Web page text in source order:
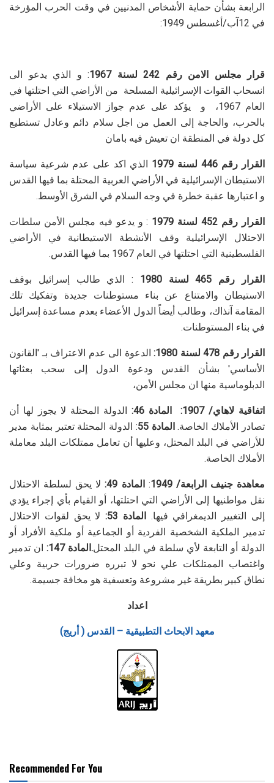
الرابعة بشأن حماية الأشخاص المدنيين في وقت الحرب المؤرخة
في 12آب/أغسطس 1949
:
قرار مجلس الامن رقم 242 لسنة 1967
: و الذي يدعو الى
انسحاب القوات الإسرائيلية المسلحة من الأراضي التي احتلتها في
العام 1967، و يؤكد على عدم جواز الاستيلاء على الأراضي
بالحرب، والحاجة إلى العمل من اجل سلام دائم وعادل تستطيع
كل دولة في المنطقة ان تعيش فيه بامان
القرار رقم 446 لسنة 1979
الذي اكد على عدم شرعية سياسة
الاستيطان الإسرائيلية في الأراضي العربية المحتلة بما فيها القدس
و اعتبارها عقبة خطرة في وجه السلام في الشرق الأوسط.
القرار رقم 452 لسنة 1979
: و يدعو فيه مجلس الأمن سلطات
الاحتلال الإسرائيلية وقف الأنشطة الاستيطانية في الأراضي
الفلسطينية التي احتلتها في العام 1967 بما فيها القدس
.
القرار رقم 465 لسنة 1980
: الذي طالب إسرائيل بوقف
الاستيطان والامتناع عن بناء مستوطنات جديدة وتفكيك تلك
المقامة آنذاك، وطالب أيضاً الدول الأعضاء بعدم مساعدة إسرائيل
في بناء المستوطنات.
القرار رقم 478 لسنة 1980:
الدعوة الى عدم الاعتراف بـ 'القانون
الأساسي' بشأن القدس ودعوة الدول إلى سحب بعثاتها
الدبلوماسية منها ان مجلس الأمن،
اتفاقية لاهاي/ 1907 : المادة 46:
الدولة المحتلة لا يجوز لها أن
تصادر الأملاك الخاصة. المادة 55
: الدولة المحتلة تعتبر بمثابة مدير
للأراضي في البلد المحتل، وعليها أن تعامل ممتلكات البلد معاملة
الأملاك الخاصة.
معاهدة جنيف الرابعة/ 1949 :المادة 49:
لا يحق لسلطة الاحتلال
نقل مواطنيها إلى الأراضي التي احتلتها، أو القيام بأي إجراء يؤدي
إلى التغيير الديمغرافي فيها. المادة 53:
لا يحق لقوات الاحتلال
تدمير الملكية الشخصية الفردية أو الجماعية أو ملكية الأفراد أو
الدولة أو التابعة لأي سلطة في البلد المحتل.المادة 147:
ان تدمير
واغتصاب الممتلكات علي نحو لا تبرره ضرورات حربية وعلي
نطاق كبير بطريقة غير مشروعة وتعسفية هو مخافة جسيمة.
اعداد
معهد الابحاث التطبيقية – القدس ( أريج)
Recommended For You